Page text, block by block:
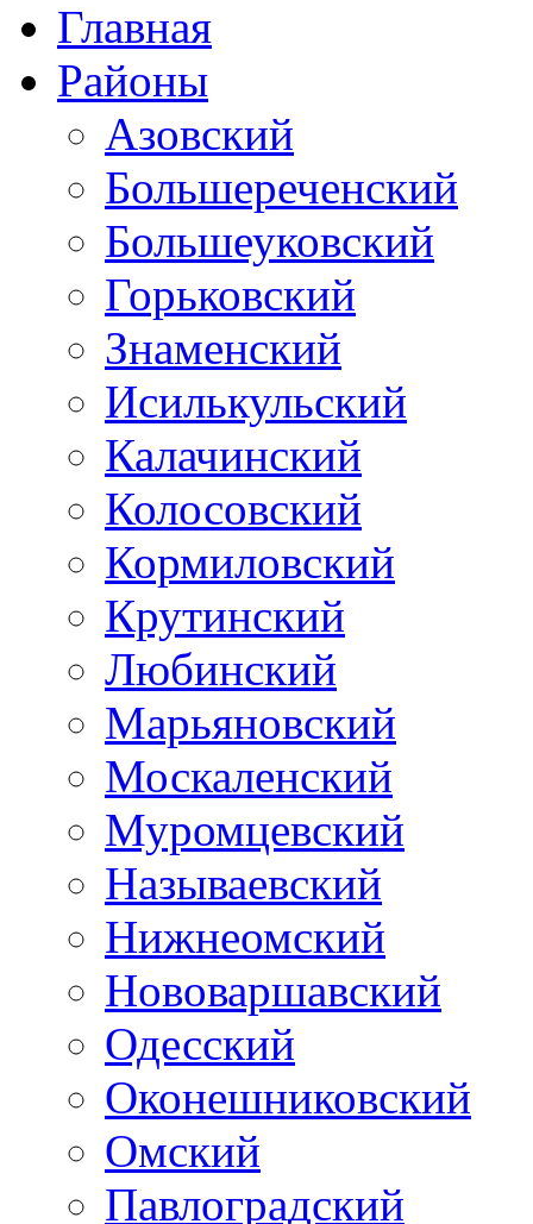
Главная
Районы
Азовский
Большереченский
Большеуковский
Горьковский
Знаменский
Исилькульский
Калачинский
Колосовский
Кормиловский
Крутинский
Любинский
Марьяновский
Москаленский
Муромцевский
Называевский
Нижнеомский
Нововаршавский
Одесский
Оконешниковский
Омский
Павлоградский